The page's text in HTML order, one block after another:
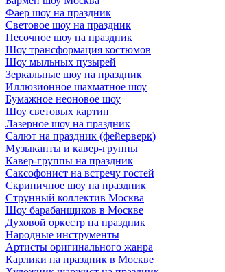
Фаер шоу на праздник
Световое шоу на праздник
Песочное шоу на праздник
Шоу трансформация костюмов
Шоу мыльных пузырей
Зеркальные шоу на праздник
Иллюзионное шахматное шоу
Бумажное неоновое шоу
Шоу световых картин
Лазерное шоу на праздник
Салют на праздник (фейерверк)
Музыканты и кавер-группы
Кавер-группы на праздник
Саксофонист на встречу гостей
Скрипичное шоу на праздник
Струнный коллектив Москва
Шоу барабанщиков в Москве
Духовой оркестр на праздник
Народные инструменты
Артисты оригинального жанра
Карлики на праздник в Москве